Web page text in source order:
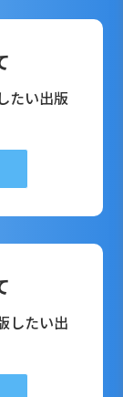
たい出版
したい出